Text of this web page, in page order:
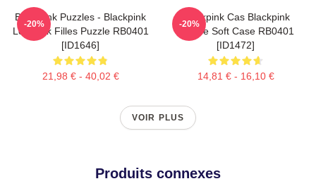
Blackpink Puzzles - Blackpink
Lovesick Filles Puzzle RB0401
[ID1646]
21,98 € - 40,02 €
-20%
Blackpink Cas Blackpink
IPhone Soft Case RB0401
[ID1472]
14,81 € - 16,10 €
-20%
VOIR PLUS
Produits connexes